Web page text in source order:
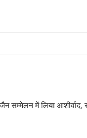
सम्मेलन में लिया